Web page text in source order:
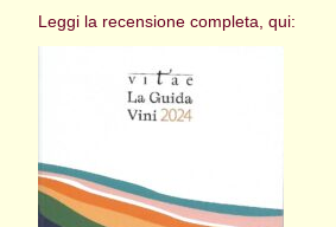
Leggi la recensione completa, qui: